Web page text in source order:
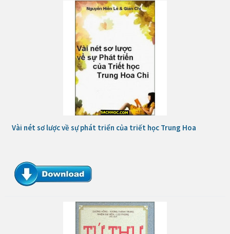
Vài nét sơ lược về sự phát triển của triết học Trung Hoa